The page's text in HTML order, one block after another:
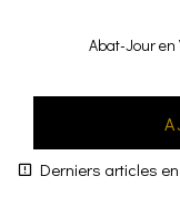
Abat-Jour en
Derniers articles